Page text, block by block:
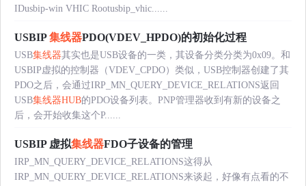
IDusbip-win VHIC Rootusbip_vhic......
USBIP集线器PDO(VDEV_HPDO)的初始化过程
USB集线器其实也是USB设备的一类，其设备分类分类为0x09。和
USBIP虚拟的控制器（VDEV_CPDO）类似，USB控制器创建了其
PDO之后，会通过IRP_MN_QUERY_DEVICE_RELATIONS返回
USB集线器HUB的PDO设备列表。PNP管理器收到有新的设备之
后，会开始收集这个P......
USBIP 虚拟集线器FDO子设备的管理
IRP_MN_QUERY_DEVICE_RELATIONS这得从
IRP_MN_QUERY_DEVICE_RELATIONS来谈起，好像有点看的不